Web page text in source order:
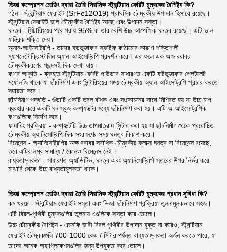
ভিজা কম্প্রেশন মোল্ডিং দ্বারা তৈরি সিরামিক স্ট্রন্টিয়াম ফেরিট চুম্বকের বৈশিষ্ট্য কি?
গঠন - স্ট্রন্টিয়াম ফেরাইট (SrFe12O19) প্রাথমিক চৌম্বকীয় উপাদান হিসাবে রয়েছে।
স্ট্রন্টিয়াম ফেরাইট ভাল চৌম্বকীয় বৈশিষ্ট্য আছে এবং উত্পাদন সস্তা।
ঘনত্ব - সিন্টারিংয়ের পরে প্রায় 95% বা তার বেশি উচ্চ আপেক্ষিক ঘনত্ব রয়েছে। এটি ভাল
যান্ত্রিক শক্তি দেয়।
অ্যান-আইসোট্রপি - তাদের ষড়ভুজাকার স্ফটিক কাঠামোর কারণে শক্তিশালী
ম্যাগনেটোক্রিস্টালিন অ্যান-আইসোট্রপি প্রদর্শন করে। এর ফলে এক অক্ষ বরাবর
চৌম্বকীকরণের পছন্দসই দিক দেখা যায়।
কণার আকৃতি - ব্যবহৃত স্ট্রন্টিয়াম ফেরিট পাউডার সাধারণত একটি ষাটভুজাকার প্লেটলেট
মর্ফোলজি থাকে যা ছাঁচনির্মাণ এবং সিন্টারিংয়ের সময় চৌম্বকীয় অ্যান-আইসোট্রপি প্রচার করতে
সহায়তা করে।
ছাঁচনির্মাণ পদ্ধতি - গুঁড়াটি একটি তরল বাঁধক এবং সংকোচনের সাথে মিশ্রিত হয় যা উচ্চ চাপ
ব্যবহার করে একটি ঘন সবুজ কম্প্যাক্টের মধ্যে ছাঁচনির্মাণ করা হয়। এটি অ-আইসোট্রপিক
কণাগুলিকে নির্দেশ করে।
ফায়ারিং প্রক্রিয়া - কম্প্যাক্টটি উচ্চ তাপমাত্রায় সিন্টার করা হয় যা ছাঁচনির্মাণ থেকে প্ররোচিত
চৌম্বকীয় অ্যানিসোট্রপি দিক সংরক্ষণের সময় ঘনত্ব বিকাশ করে।
রিমেনেন্স - অ্যানিসোট্রপির অক্ষ বরাবর সর্বাধিক চৌম্বকীয় ফ্লাক্স ঘনত্ব বা রিমেনেন্স রয়েছে,
তবে এটির লম্ব সামান্য / কোনও রিমেনেন্স নেই।
বাধ্যতামূলকতা - সাধারণত অ্যাডিটিভ, ঘনত্ব এবং অ্যানিসোট্রপি স্তরের উপর নির্ভর করে
মাঝারি থেকে উচ্চ বাধ্যতামূলকতা থাকে।
ভিজা কম্প্রেশন মোল্ডিং দ্বারা তৈরি সিরামিক স্ট্রন্টিয়াম ফেরিট চুম্বকের প্রধান সুবিধা কি?
কম খরচে - স্ট্রন্টিয়াম ফেরাইট সস্তা এবং ভিজা ছাঁচনির্মাণ প্রক্রিয়া তুলনামূলকভাবে সহজ।
এটি বিরল-পৃথিবী চুম্বকগুলির তুলনায় এগুলিকে সস্তা করে তোলে।
উচ্চ চৌম্বকীয় বৈশিষ্ট্য - এমনকি ভারী বিরল পৃথিবীর উপাদান যুক্ত না করেও, স্ট্রন্টিয়াম
ফেরাইট চৌম্বকগুলি 700-1000 কেএ / মিটার পর্যন্ত বাধ্যতামূলকতা অর্জন করতে পারে, যা
তাদের অনেক অ্যাপ্লিকেশনগুলির জন্য উপযুক্ত করে তোলে।